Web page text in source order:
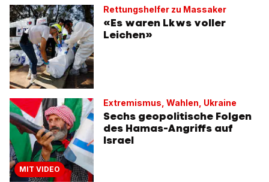
Rettungshelfer zu Massaker
«Es waren Lkws voller
Leichen»
MIT VIDEO
Extremismus, Wahlen, Ukraine
Sechs geopolitische Folgen
des Hamas-Angriffs auf
Israel